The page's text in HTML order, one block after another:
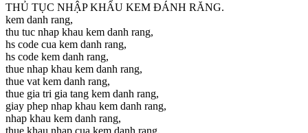
THỦ TỤC NHẬP KHẨU KEM ĐÁNH RĂNG.
kem danh rang,
thu tuc nhap khau kem danh rang,
hs code cua kem danh rang,
hs code kem danh rang,
thue nhap khau kem danh rang,
thue vat kem danh rang,
thue gia tri gia tang kem danh rang,
giay phep nhap khau kem danh rang,
nhap khau kem danh rang,
thue khau nhap cua kem danh rang,